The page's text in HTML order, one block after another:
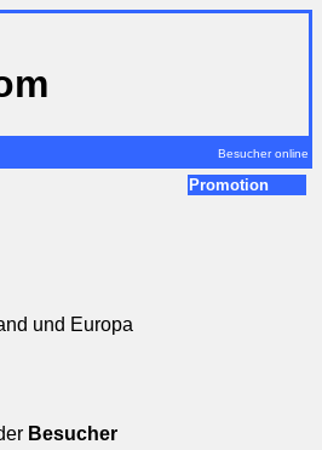
Besucher online
und Europa
Besucher
Promotion